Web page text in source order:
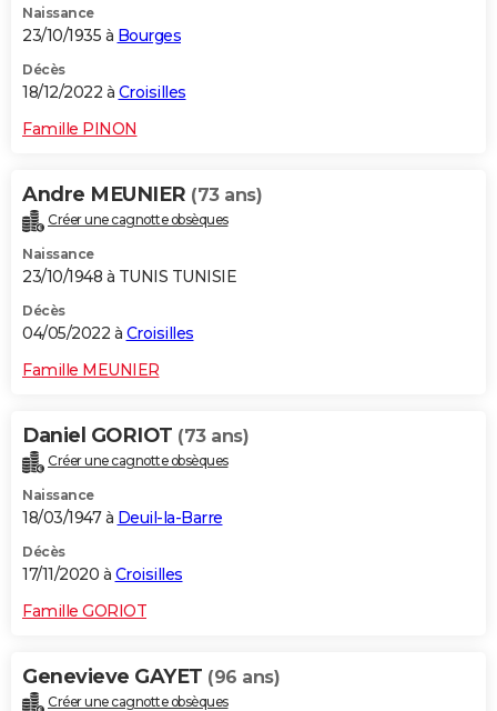
Destinations
City break
Voyage nature
Voyage de noces
Forum
Climat
+PHOTO
GUIDES D'ACHAT
Carte de Noël
Carte Bonne année
Carte Saint-Valentin
Carte Pâques
Carte d'anniversaire
DICTIONNAIRE
Dictionnaire
Biographies
Citations
Expressions
Proverbes
PROGRAMME TV
S'inscrire
Se connecter
Lycées
Collèges
Primaires
Universités
Entreprises
Service militaire
Avis de recherche
AVIS DE DÉCÈS
FORUM
Bricolage
Culture
Television
Voyage
Naissance
23/10/1935 à Bourges
Décès
18/12/2022 à Croisilles
Famille PINON
Andre MEUNIER (73 ans)
Créer une cagnotte obsèques
Naissance
23/10/1948 à TUNIS TUNISIE
Décès
04/05/2022 à Croisilles
Famille MEUNIER
Daniel GORIOT (73 ans)
Créer une cagnotte obsèques
Naissance
18/03/1947 à Deuil-la-Barre
Décès
17/11/2020 à Croisilles
Famille GORIOT
Genevieve GAYET (96 ans)
Créer une cagnotte obsèques